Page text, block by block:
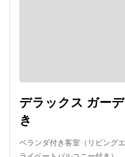
デラックス ガー
き
ベランダ付き客室（リビング